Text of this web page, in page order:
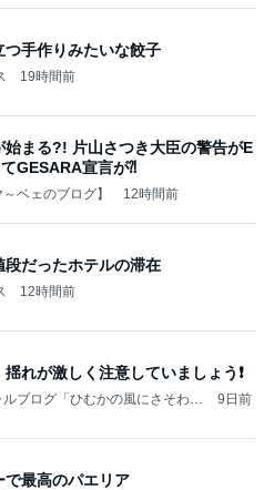
つ手作りみたいな餃子
19時間前
始まる?! 片山さつき大臣の警告がE
GESARA宣言が⁈
ベェのブログ】 12時間前
段だったホテルの滞在
12時間前
れが激しく注意していましょう❗️
ブログ「ひむかの風にさそわれ
9日前
で最高のパエリア